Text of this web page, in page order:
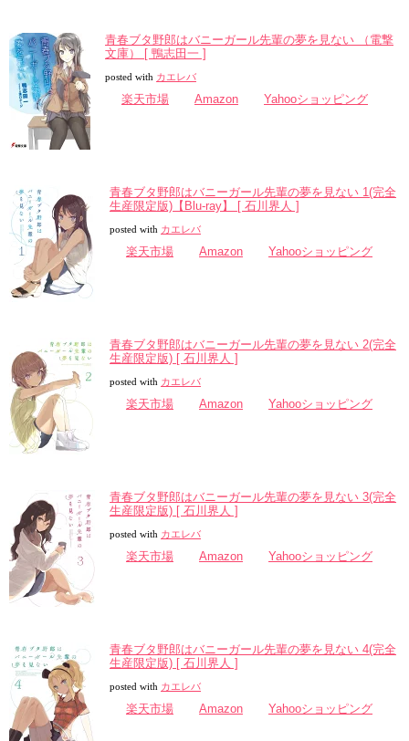
青春ブタ野郎はバニーガール先輩の夢を見ない （電撃
文庫） [ 鴨志田一 ]
posted with カエレバ
楽天市場 Amazon Yahooショッピング
青春ブタ野郎はバニーガール先輩の夢を見ない 1(完全
生産限定版)【Blu-ray】 [ 石川界人 ]
posted with カエレバ
楽天市場 Amazon Yahooショッピング
青春ブタ野郎はバニーガール先輩の夢を見ない 2(完全
生産限定版) [ 石川界人 ]
posted with カエレバ
楽天市場 Amazon Yahooショッピング
青春ブタ野郎はバニーガール先輩の夢を見ない 3(完全
生産限定版) [ 石川界人 ]
posted with カエレバ
楽天市場 Amazon Yahooショッピング
青春ブタ野郎はバニーガール先輩の夢を見ない 4(完全
生産限定版) [ 石川界人 ]
posted with カエレバ
楽天市場 Amazon Yahooショッピング